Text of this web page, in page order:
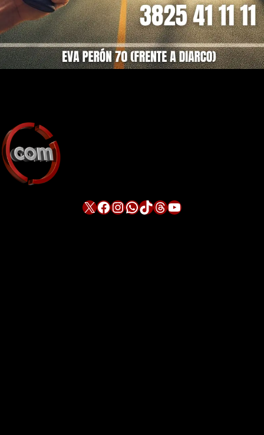
X Facebook InstagramWhatsApp TikTok Threads YouTube